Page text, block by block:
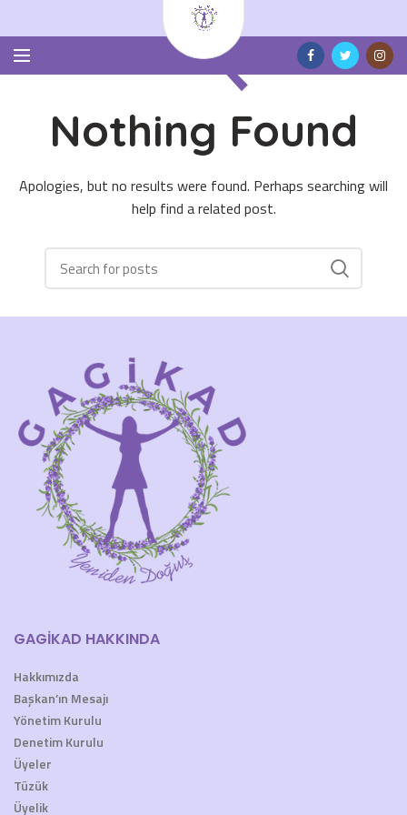
Nothing Found
Apologies, but no results were found. Perhaps searching will
help find a related post.
GAGİKAD HAKKINDA
Hakkımızda
Başkan’ın Mesajı
Yönetim Kurulu
Denetim Kurulu
Üyeler
Tüzük
Üyelik